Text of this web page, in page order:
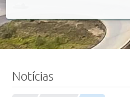
Notícias